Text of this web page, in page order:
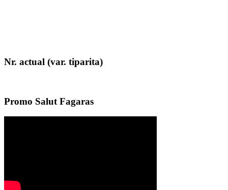
Nr. actual (var. tiparita)
Promo Salut Fagaras